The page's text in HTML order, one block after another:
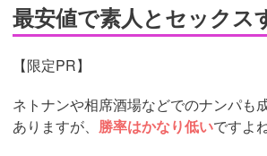
最安値で素人とセックス
【限定PR】
ネトナンや相席酒場などでのナンパも
ありますが、 勝率はかなり低いですよね